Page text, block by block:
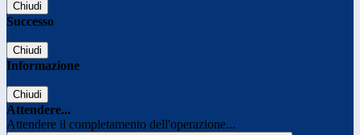
Chiudi
Successo
Chiudi
Informazione
Chiudi
Attendere...
Attendere il completamento dell'operazione...